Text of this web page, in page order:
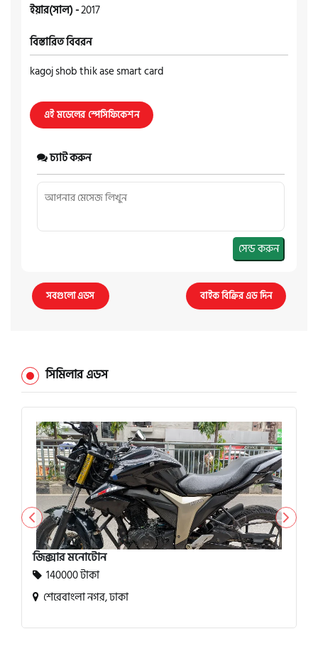
ইয়ার(সাল) -2017
বিস্তারিত বিবরন
kagoj shob thik ase smart card
এই মডেলের স্পেসিফিকেশন
চ্যাট করুন
সেন্ড করুন
সবগুলো এডস বাইক বিক্রির এড দিন
সিমিলার এডস
জিক্সার মনোটোন
140000 টাকা
শেরেবাংলা নগর, ঢাকা